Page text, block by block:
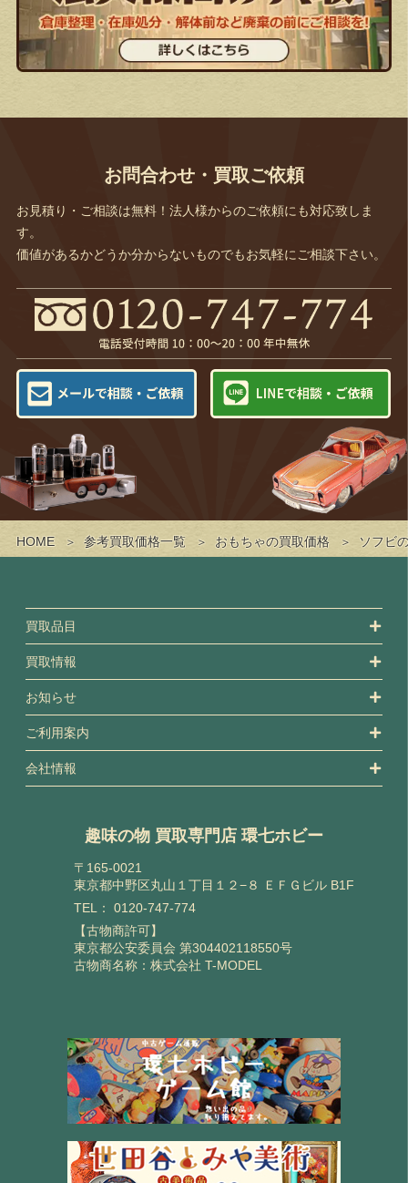
HOME 参考買取価格一覧 おもちゃの買取価格 ソフビ
お問合わせ・買取ご依頼
お見積り・ご相談は無料！法人様からのご依頼にも対応致しま
す。
価値があるかどうか分からないものでもお気軽にご相談下さい。
買取品目
買取情報
お知らせ
ご利用案内
会社情報
趣味の物 買取専門店 環七ホビー
〒165-0021
東京都中野区丸山１丁目１２−８ ＥＦＧビル B1F
TEL： 0120-747-774
【古物商許可】
東京都公安委員会 第304402118550号
古物商名称：株式会社 T-MODEL